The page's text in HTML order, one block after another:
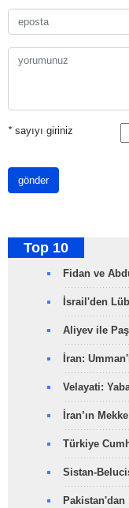
*sayıyı giriniz
gönder
Top 10
Fidan ve
İsrail'den
Aliyev ile
İran:
Velayati:
İran’ın
Türkiye
Sistan-
Pakistan'dan